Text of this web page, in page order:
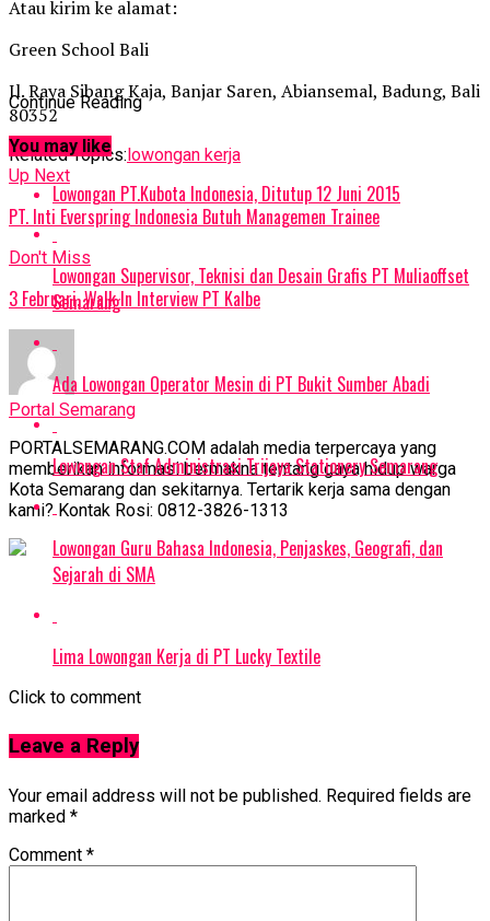
Atau kirim ke alamat:
Green School Bali
Jl. Raya Sibang Kaja, Banjar Saren, Abiansemal, Badung, Bali
80352
Related Topics:lowongan kerja
Up Next
PT. Inti Everspring Indonesia Butuh Managemen Trainee
Don't Miss
3 Februari, Walk In Interview PT Kalbe
Portal Semarang
PORTALSEMARANG.COM adalah media terpercaya yang
memberikan informasi bermakna tentang gaya hidup warga
Kota Semarang dan sekitarnya. Tertarik kerja sama dengan
kami? Kontak Rosi: 0812-3826-1313
Continue Reading
You may like
Lowongan PT.Kubota Indonesia, Ditutup 12 Juni 2015
Lowongan Supervisor, Teknisi dan Desain Grafis PT Muliaoffset
Semarang
Ada Lowongan Operator Mesin di PT Bukit Sumber Abadi
Lowongan Staf Administrasi Trijaya Stationery Semarang
Lowongan Guru Bahasa Indonesia, Penjaskes, Geografi, dan
Sejarah di SMA
Lima Lowongan Kerja di PT Lucky Textile
Click to comment
Leave a Reply
Your email address will not be published. Required fields are
marked *
Comment *